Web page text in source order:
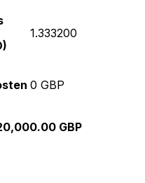
1.333200
0 GBP
GBP